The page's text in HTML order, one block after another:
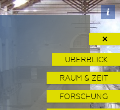
✕
ÜBERBLICK
RAUM & ZEIT
FORSCHUNG